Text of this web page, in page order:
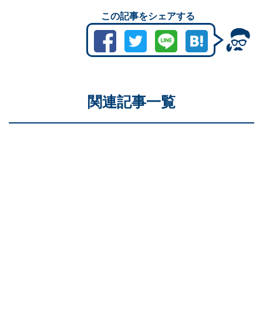
この記事をシェアする
関連記事一覧